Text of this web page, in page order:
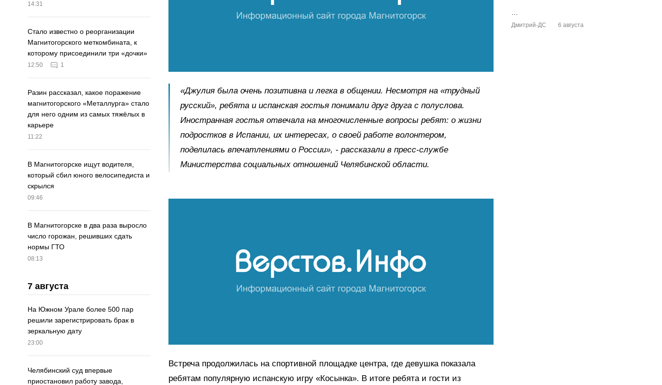
14:31
Стало известно о реорганизации
Магнитогорского меткомбината, к
которому присоединили три «дочки»
12:50 1
Разин рассказал, какое поражение
магнитогорского «Металлурга» стало
для него одним из самых тяжёлых в
карьере
11:22
В Магнитогорске ищут водителя,
который сбил юного велосипедиста и
скрылся
09:46
В Магнитогорске в два раза выросло
число горожан, решивших сдать
нормы ГТО
08:13
7 августа
На Южном Урале более 500 пар
решили зарегистрировать брак в
зеркальную дату
23:00
Челябинский суд впервые
приостановил работу завода,
«Джулия была очень позитивна и легка в общении. Несмотря на «трудный
русский», ребята и испанская гостья понимали друг друга с полуслова.
Иностранная гостья отвечала на многочисленные вопросы ребят: о жизни
подростков в Испании, их интересах, о своей работе волонтером,
поделилась впечатлениями о России», - рассказали в пресс-службе
Министерства социальных отношений Челябинской области.
Встреча продолжилась на спортивной площадке центра, где девушка показала
ребятам популярную испанскую игру «Косынка». В итоге ребята и гости из
Дмитрий-ДС 6 августа